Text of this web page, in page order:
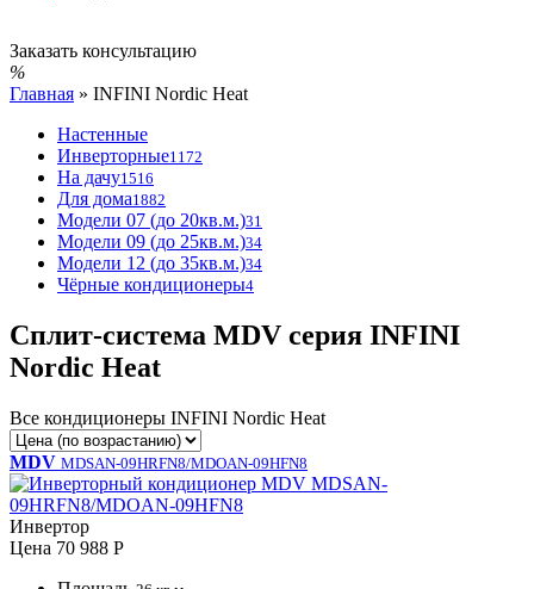
Заказать консультацию
Главная » INFINI Nordic Heat
Настенные
Инверторные1172
На дачу1516
Для дома1882
Модели 07 (до 20кв.м.)31
Модели 09 (до 25кв.м.)34
Модели 12 (до 35кв.м.)34
Чёрные кондиционеры4
Сплит-система MDV серия INFINI
Nordic Heat
Все кондиционеры INFINI Nordic Heat
MDV MDSAN-09HRFN8/MDOAN-09HFN8
Инвертор
Цена 70 988 Р